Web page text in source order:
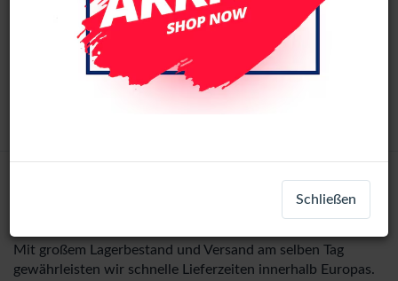
LCD Display Assembly With Frame (Black)
razr+ 2024 + 1
Mit großem Lagerbestand und Versand am selben Tag
gewährleisten wir schnelle Lieferzeiten innerhalb Europas.
Schließen